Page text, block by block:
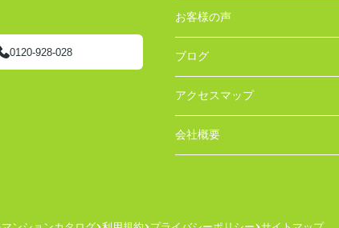
0120-928-028
お客様の声
ブログ
アクセスマップ
会社概要